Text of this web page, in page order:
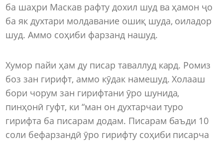
ба шаҳри Маскав рафту дохил шуд ва ҳамон ҷо
ба як духтари молдавание ошиқ шуда, оиладор
шуд. Аммо соҳиби фарзанд нашуд.
Хумор пайи ҳам ду писар таваллуд кард. Ромиз
боз зан гирифт, аммо кӯдак намешуд. Холааш
бори чорум зан гирифтани ӯро шунида,
пинҳонӣ гуфт, ки “ман он духтарчаи туро
гирифта ба писарам додам. Писарам баъди 10
соли бефарзандӣ ӯро гирифту соҳиби писарча